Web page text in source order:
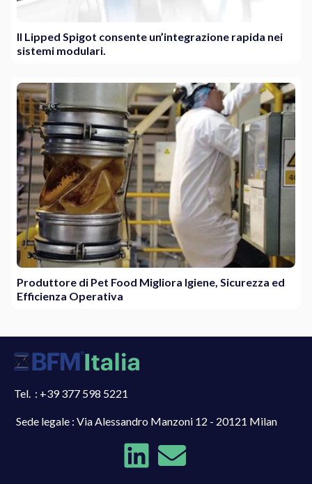
Il Lipped Spigot consente un’integrazione rapida nei
sistemi modulari.
Produttore di Pet Food Migliora Igiene, Sicurezza ed
Efficienza Operativa
Tel. : +39 377 598 5221
Sede legale : Via Alessandro Manzoni 12 - 20121 Milan